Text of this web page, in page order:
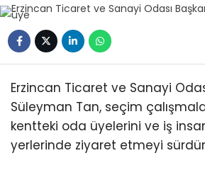
Erzincan Ticaret ve Sanayi
Süleyman Tan, seçim
kentteki oda üyelerini ve iş
yerlerinde ziyaret etmeyi